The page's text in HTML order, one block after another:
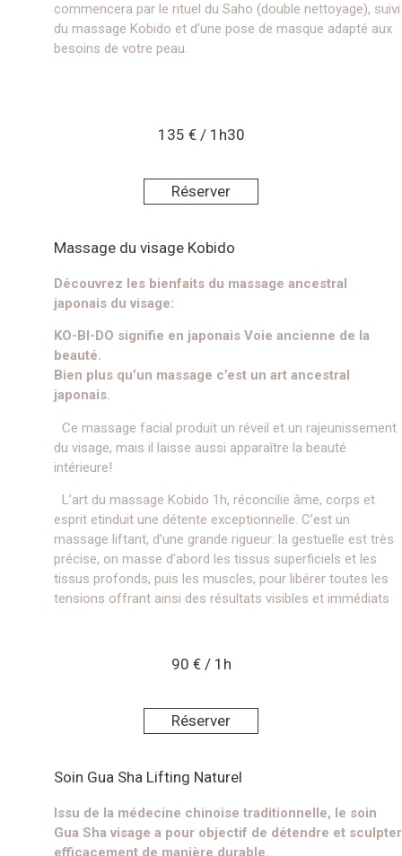
commencera par le rituel du Saho (double nettoyage), suivi
du massage Kobido et d’une pose de masque adapté aux
besoins de votre peau.
135 € / 1h30
Réserver
Massage du visage Kobido
Découvrez les bienfaits du massage ancestral
japonais du visage:
KO-BI-DO signifie en japonais Voie ancienne de la
beauté.
Bien plus qu’un massage c’est un art ancestral
japonais.
Ce massage facial produit un réveil et un rajeunissement
du visage, mais il laisse aussi apparaître la beauté
intérieure!
L’art du massage Kobido 1h, réconcilie âme, corps et
esprit etinduit une détente exceptionnelle. C’est un
massage liftant, d’une grande rigueur: la gestuelle est très
précise, on masse d’abord les tissus superficiels et les
tissus profonds, puis les muscles, pour libérer toutes les
tensions offrant ainsi des résultats visibles et immédiats
90 € / 1h
Réserver
Soin Gua Sha Lifting Naturel
Issu de la médecine chinoise traditionnelle, le soin
Gua Sha visage a pour objectif de détendre et sculpter